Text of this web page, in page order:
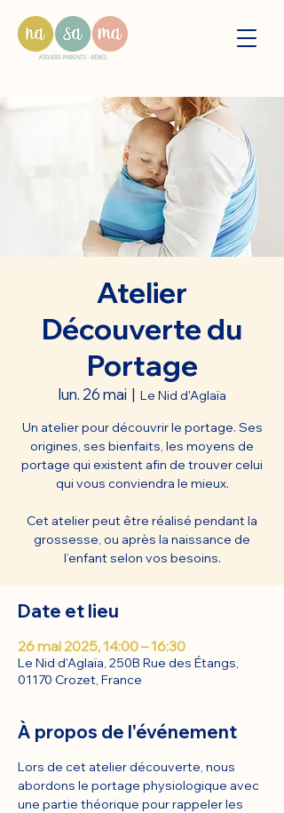
Atelier
Découverte du
Portage
lun. 26 mai
  |
Le Nid d'Aglaïa
Un atelier pour découvrir le portage. Ses
origines, ses bienfaits, les moyens de
portage qui existent afin de trouver celui
qui vous conviendra le mieux.
Cet atelier peut être réalisé pendant la
grossesse, ou après la naissance de
l’enfant selon vos besoins.
Date et lieu
26 mai 2025, 14:00 – 16:30
Le Nid d'Aglaïa, 250B Rue des Étangs,
01170 Crozet, France
À propos de l'événement
Lors de cet atelier découverte, nous
abordons le portage physiologique avec
une partie théorique pour rappeler les